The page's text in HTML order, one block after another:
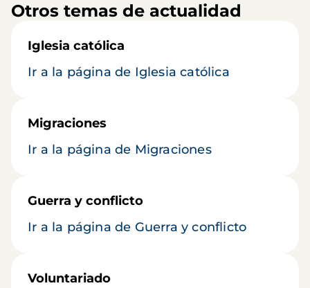
Otros temas de actualidad
Iglesia católica
Ir a la página de Iglesia católica
Migraciones
Ir a la página de Migraciones
Guerra y conflicto
Ir a la página de Guerra y conflicto
Voluntariado